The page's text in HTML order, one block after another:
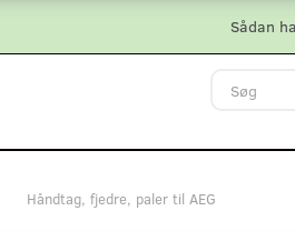
Sådan
Håndtag, fjedre, paler til AEG